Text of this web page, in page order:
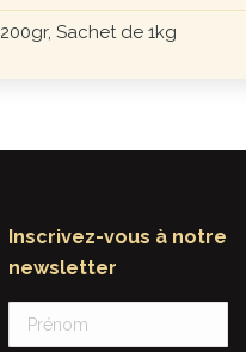
Sachet de 1kg
dans les supermarchés, le goût,
et les sensations sont
Inscrivez-vous à notre
newsletter